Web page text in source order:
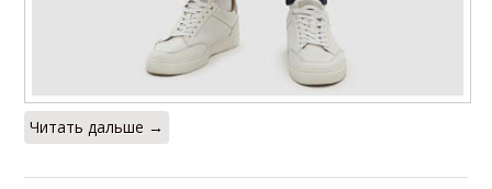
Читать дальше →